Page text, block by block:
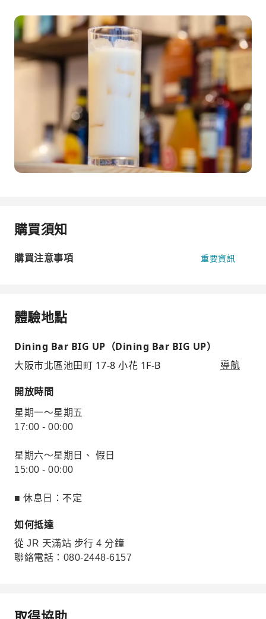
購買須知
購買注意事項 重要資訊
體驗地點
Dining Bar BIG UP（Dining Bar BIG UP）
大阪市北區池田町 17-8 小花 1F-B
導航
開放時間
星期一～星期五
17:00 - 00:00
星期六～星期日、 假日
15:00 - 00:00
■ 休息日：不定
如何抵達
從 JR 天滿站 步行 4 分鐘
聯絡電話：080-2448-6157